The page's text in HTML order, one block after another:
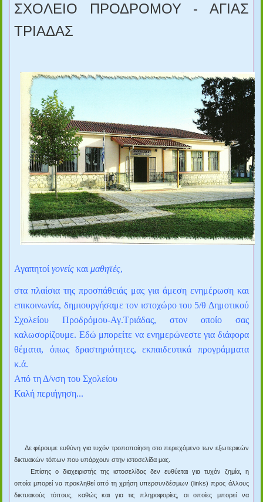
ΣΧΟΛΕΙΟ ΠΡΟΔΡΟΜΟΥ - ΑΓΙΑΣ
ΤΡΙΑΔΑΣ
Αγαπητοίγονείς καιμαθητές,
στα πλαίσια της προσπάθειάς μας για άμεση ενημέρωση και
επικοινωνία, δημιουργήσαμε τον ιστοχώρο του 5/θ Δημοτικού
Σχολείου Προδρόμου-Αγ.Τριάδας, στον οποίο σας
καλωσορίζουμε. Εδώ μπορείτε να ενημερώνεστε για διάφορα
θέματα, όπως δραστηριότητες, εκπαιδευτικά προγράμματα
κ.ά.
Από τη Δ/νση του Σχολείου
Καλή περιήγηση...
Δε φέρουμε ευθύνη για τυχόν τροποποίηση στο περιεχόμενο των εξωτερικών
δικτυακών τόπων που υπάρχουν στην ιστοσελίδα μας.
Επίσης ο διαχειριστής της ιστοσελίδας δεν ευθύεται για τυχόν ζημία, η
οποία μπορεί να προκληθεί από τη χρήση υπερσυνδέσμων (links) προς άλλους
δικτυακούς τόπους, καθώς και για τις πληροφορίες, οι οποίες μπορεί να